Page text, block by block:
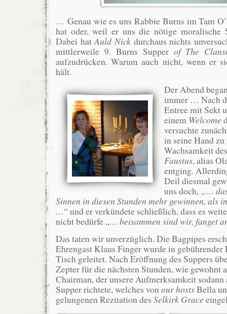
… Genau wie es uns Rabbie Burns im Tam
hat oder, weil er uns die nötige moralische
Dabei hatAuld Nick durchaus nichts
mittlerweile 9. Burns Supper of The
aufzudrücken. Warum auch nicht, wenn er
hält.
Der Abend
immer … Nach
Entree mit Sekt
einem Welcome
versuchte
in seine Hand
Wachsamkeit
Faustus, alias
entging.
Deil diesmal
uns doch, „…
Sinnen in diesen Stunden mehr gewinnen, als
…“ und er verkündete schließlich, dass es
nicht bedürfe „… beisammen sind wir, fanget
Das taten wir unverzüglich. Die Bagpipes
Ehrengast Klaus Finger wurde in gebührender
Tisch geleitet. Nach Eröffnung des Suppers
Zepter für die nächsten Stunden, wie gewohnt
Chairman, der unsere Aufmerksamkeit
Supper richtete, welches vonour hostsBella
gelungenen Rezitation des Selkirk Grace